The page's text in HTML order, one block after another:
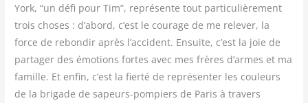
York, “un défi pour Tim”, repré­sente tout par­ti­cu­liè­re­ment
trois choses : d’abord, c’est le cou­rage de me rele­ver, la
force de rebon­dir après l’accident. Ensuite, c’est la joie de
par­ta­ger des émo­tions fortes avec mes frères d’armes et ma
famille. Et enfin, c’est la fier­té de repré­sen­ter les cou­leurs
de la bri­gade de sapeurs-pom­piers de Paris à tra­vers